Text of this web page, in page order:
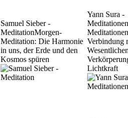
Samuel Sieber -
MeditationMorgen-
Meditation: Die Harmonie
in uns, der Erde und den
Kosmos spüren
Yann Sura -
Meditationen
Verbindung
Lichtkraft